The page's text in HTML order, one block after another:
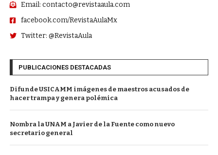
Email: contacto@revistaaula.com
facebook.com/RevistaAulaMx
Twitter: @RevistaAula
PUBLICACIONES DESTACADAS
Difunde USICAMM imágenes de maestros acusados de
hacer trampa y genera polémica
Nombra la UNAM a Javier de la Fuente como nuevo
secretario general